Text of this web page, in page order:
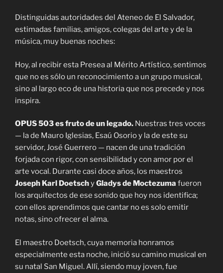
Distinguidas autoridades del Ateneo de El Salvador,
estimadas familias, amigos, colegas del arte y de la
música, muy buenas noches:
Hoy, al recibir esta Presea al Mérito Artístico, sentimos
que no es sólo un reconocimiento a un grupo musical,
sino al largo eco de una historia que nos precede y nos
inspira.
OPUS 503 es fruto de un legado. Nuestras tres voces
— la de Mauro Iglesias, Esaú Osorio y la de este su
servidor, José Guerrero — nacen de una tradición
forjada con rigor, con sensibilidad y con amor por el
arte vocal. Durante casi doce años, los maestros
Joseph Karl DoetschyGladys de Moctezuma fueron
los arquitectos de ese sonido que hoy nos identifica;
con ellos aprendimos que cantar no es solo emitir
notas, sino ofrecer el alma.
El maestro Doetsch, cuya memoria honramos
especialmente esta noche, inició su camino musical en
su natal San Miguel. Allí, siendo muy joven, fue